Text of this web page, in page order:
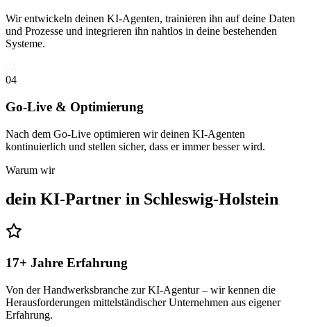
Wir entwickeln deinen KI-Agenten, trainieren ihn auf deine Daten
und Prozesse und integrieren ihn nahtlos in deine bestehenden
Systeme.
04
Go-Live & Optimierung
Nach dem Go-Live optimieren wir deinen KI-Agenten
kontinuierlich und stellen sicher, dass er immer besser wird.
Warum wir
dein KI-Partner in Schleswig-Holstein
17+ Jahre Erfahrung
Von der Handwerksbranche zur KI-Agentur – wir kennen die
Herausforderungen mittelständischer Unternehmen aus eigener
Erfahrung.